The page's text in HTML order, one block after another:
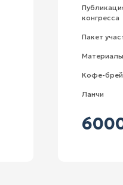
конгресса
Пакет
Кофе-
Ланчи